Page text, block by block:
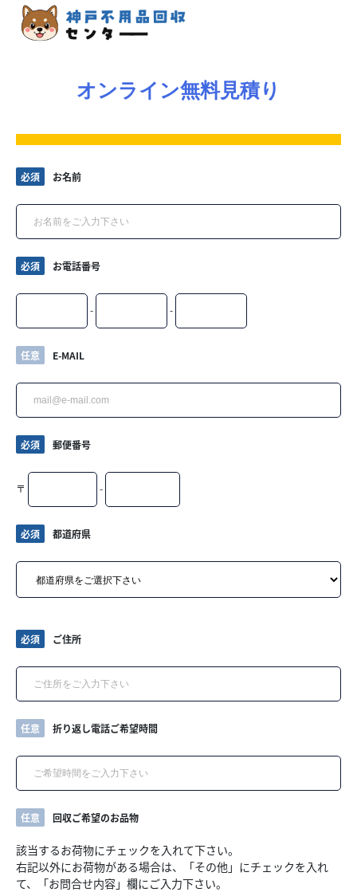
オンライン無料見積り
必須 お名前
必須 お電話番号
- -
任意 E-MAIL
必須 郵便番号
〒 -
必須 都道府県
必須 ご住所
任意 折り返し電話ご希望時間
任意 回収ご希望のお品物
該当するお荷物にチェックを入れて下さい。
右記以外にお荷物がある場合は、「その他」にチェックを入れ
て、「お問合せ内容」欄にご入力下さい。